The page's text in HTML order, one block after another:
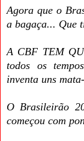
Agora que o
a bagaça... Que
A CBF TEM
todos os
inventa uns
O Brasileirão
começou com